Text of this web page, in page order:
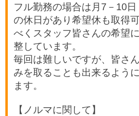
フル勤務の場合は月7－10日
の休日があり希望休も取得
べくスタッフ皆さんの希望
整しています。
毎回は難しいですが、皆さ
みを取ることも出来るよう
ます。
【ノルマに関して】